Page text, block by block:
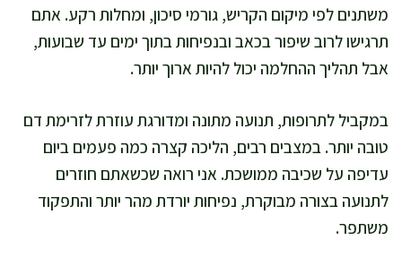
משתנים לפי מיקום הקריש, גורמי סיכון, ומחלות רקע. אתם
תרגישו לרוב שיפור בכאב ובנפיחות בתוך ימים עד שבועות,
אבל תהליך ההחלמה יכול להיות ארוך יותר.
במקביל לתרופות, תנועה מתונה ומדורגת עוזרת לזרימת דם
טובה יותר. במצבים רבים, הליכה קצרה כמה פעמים ביום
עדיפה על שכיבה ממושכת. אני רואה שכשאתם חוזרים
לתנועה בצורה מבוקרת, נפיחות יורדת מהר יותר והתפקוד
משתפר.